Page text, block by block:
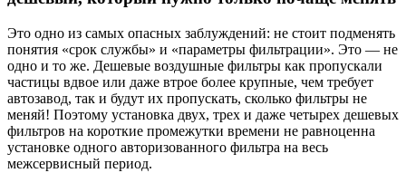
Это одно из самых опасных заблуждений: не стоит подменять
понятия «срок службы» и «параметры фильтрации». Это — не
одно и то же. Дешевые воздушные фильтры как пропускали
частицы вдвое или даже втрое более крупные, чем требует
автозавод, так и будут их пропускать, сколько фильтры не
меняй! Поэтому установка двух, трех и даже четырех дешевых
фильтров на короткие промежутки времени не равноценна
установке одного авторизованного фильтра на весь
межсервисный период.